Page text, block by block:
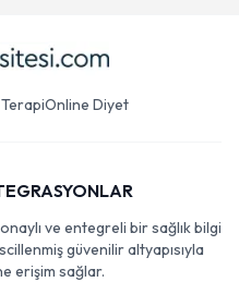
Online Diyet
ve entegreli bir sağlık bilgi
güvenilir altyapısıyla
erişim sağlar.